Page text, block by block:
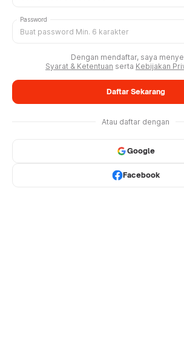
Password
Dengan mendaftar, saya
Syarat & Ketentuan serta Kebijakan
Daftar Sekarang
Atau daftar dengan
Google
Facebook